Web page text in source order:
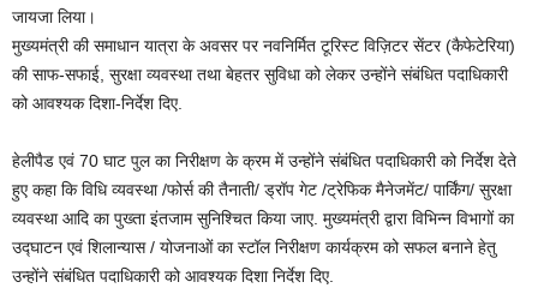
जायजा लिया।
मुख्यमंत्री की समाधान यात्रा के अवसर पर नवनिर्मित टूरिस्ट विज़िटर सेंटर (कैफेटेरिया)
की साफ-सफाई, सुरक्षा व्यवस्था तथा बेहतर सुविधा को लेकर उन्होंने संबंधित पदाधिकारी
को आवश्यक दिशा-निर्देश दिए.
हेलीपैड एवं 70 घाट पुल का निरीक्षण के क्रम में उन्होंने संबंधित पदाधिकारी को निर्देश देते
हुए कहा कि विधि व्यवस्था /फोर्स की तैनाती/ ड्रॉप गेट /ट्रेफिक मैनेजमेंट/ पार्किंग/ सुरक्षा
व्यवस्था आदि का पुख्ता इंतजाम सुनिश्चित किया जाए. मुख्यमंत्री द्वारा विभिन्न विभागों का
उद्घाटन एवं शिलान्यास / योजनाओं का स्टॉल निरीक्षण कार्यक्रम को सफल बनाने हेतु
उन्होंने संबंधित पदाधिकारी को आवश्यक दिशा निर्देश दिए.